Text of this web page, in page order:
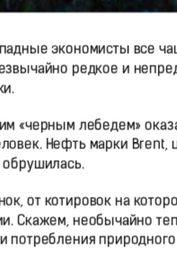
экономисты все
редкое и
«черным лебедем»
Нефть марки
обрушилась.
от котировок на
Скажем, необычайно